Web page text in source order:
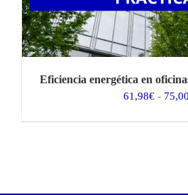
Eficiencia energética en
61,98€ - 75,00